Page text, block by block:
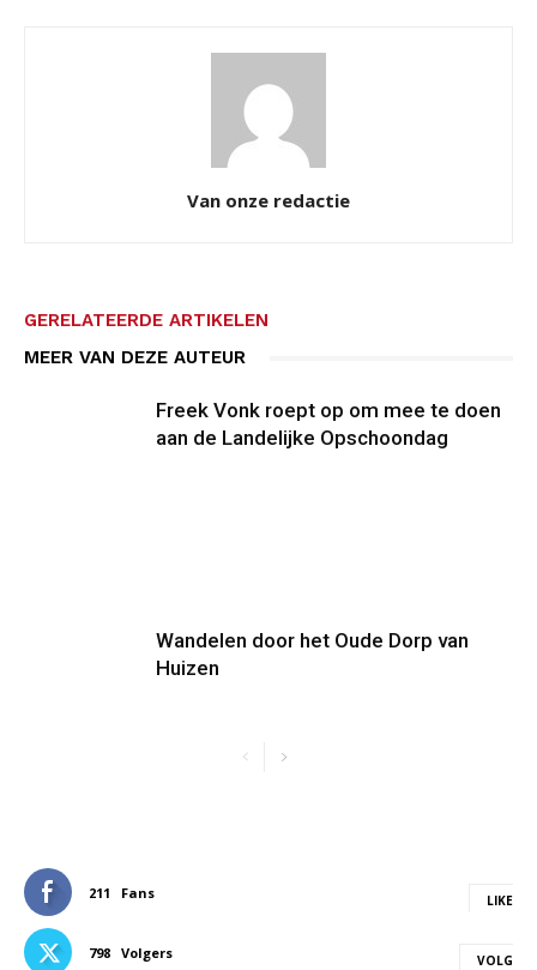
Van onze redactie
GERELATEERDE ARTIKELEN
MEER VAN DEZE AUTEUR
Freek Vonk roept op om mee te doen
aan de Landelijke Opschoondag
Wandelen door het Oude Dorp van
Huizen
211 Fans LIKE
798 Volgers VOLG